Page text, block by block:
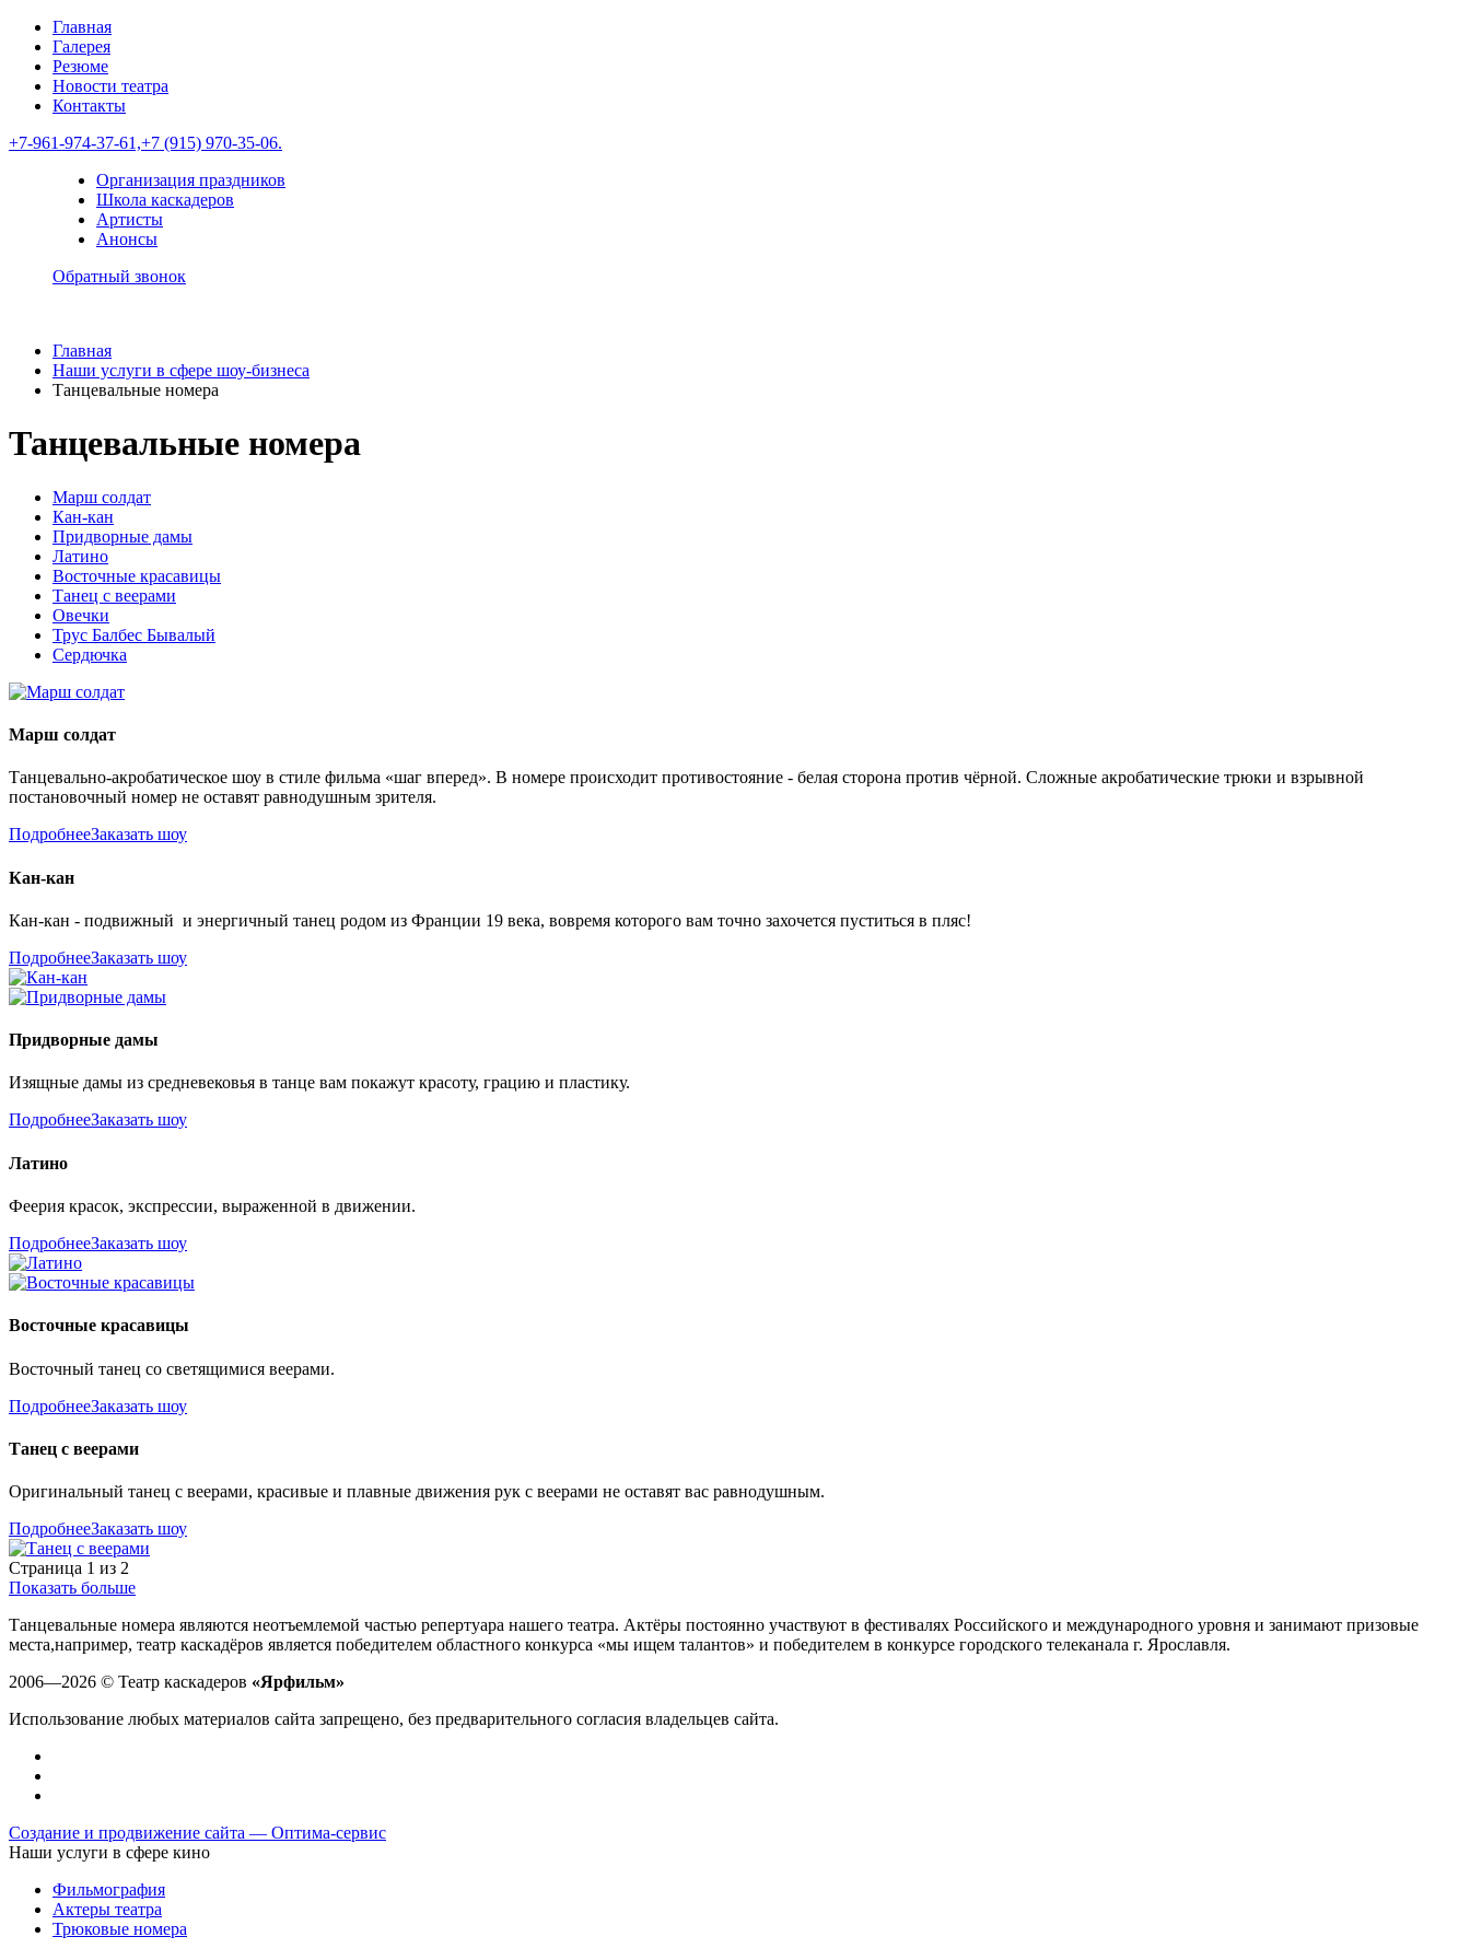
Главная
Галерея
Резюме
Новости театра
Контакты
+7-961-974-37-61,+7 (915) 970-35-06.
Организация праздников
Школа каскадеров
Артисты
Анонсы
Обратный звонок
Главная
Наши услуги в сфере шоу-бизнеса
Танцевальные номера
Танцевальные номера
Марш солдат
Кан-кан
Придворные дамы
Латино
Восточные красавицы
Танец с веерами
Овечки
Трус Балбес Бывалый
Сердючка
Марш солдат
Танцевально-акробатическое шоу в стиле фильма «шаг вперед». В номере происходит противостояние - белая сторона против чёрной. Сложные акробатические трюки и взрывной
постановочный номер не оставят равнодушным зрителя.
ПодробнееЗаказать шоу
Кан-кан
Кан-кан - подвижный и энергичный танец родом из Франции 19 века, вовремя которого вам точно захочется пуститься в пляс!
ПодробнееЗаказать шоу
Придворные дамы
Изящные дамы из средневековья в танце вам покажут красоту, грацию и пластику.
ПодробнееЗаказать шоу
Латино
Феерия красок, экспрессии, выраженной в движении.
ПодробнееЗаказать шоу
Восточные красавицы
Восточный танец со светящимися веерами.
ПодробнееЗаказать шоу
Танец с веерами
Оригинальный танец с веерами, красивые и плавные движения рук с веерами не оставят вас равнодушным.
ПодробнееЗаказать шоу
Страница 1 из 2
Показать больше
Танцевальные номера являются неотъемлемой частью репертуара нашего театра. Актёры постоянно участвуют в фестивалях Российского и международного уровня и занимают призовые
места,например, театр каскадёров является победителем областного конкурса «мы ищем талантов» и победителем в конкурсе городского телеканала г. Ярославля.
2006—2026 © Театр каскадеров «Ярфильм»
Использование любых материалов сайта запрещено, без предварительного согласия владельцев сайта.
Cоздание и продвижение сайта — Оптима-сервис
Наши услуги в сфере кино
Фильмография
Актеры театра
Трюковые номера